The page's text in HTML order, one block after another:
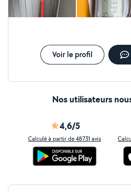
Voir le profil
Nos utilisateurs
4,6/5
Calculé à partir de 48731 avis